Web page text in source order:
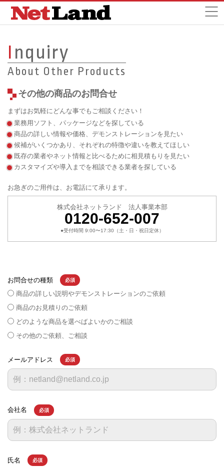
I nquiry
About Other Products
その他の商品のお問合せ
まずはお気軽にどんな事でもご相談ください！
業務用ソフト、パッケージなどを探している
商品の詳しい情報や価格、デモンストレーションを見たい
候補がいくつかあり、それぞれの特徴や違いを教えてほしい
既存の業者やネット情報と比べるために相見積もりを見たい
カスタマイズや導入までを相談できる業者を探している
お急ぎのご用件は、お電話にて承ります。
株式会社ネットランド 法人事業本部
0120-652-007
●受付時間 9:00〜17:30（土・日・祝日定休）
お問合せの種類 必須
商品の詳しい説明やデモンストレーションのご依頼
商品のお見積りのご依頼
どのような商品を選べばよいかのご相談
その他のご依頼、ご相談
メールアドレス 必須
会社名 必須
氏名 必須